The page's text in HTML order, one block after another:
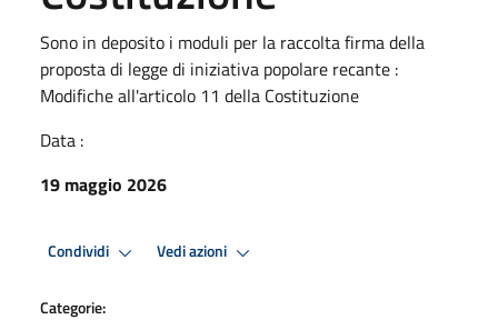
Sono in deposito i moduli per la raccolta firma della
proposta di legge di iniziativa popolare recante :
Modifiche all'articolo 11 della Costituzione
Data :
19 maggio 2026
Condividi Vedi azioni
Categorie: